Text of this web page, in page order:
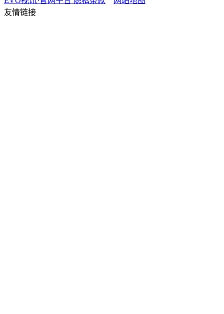
友情链接